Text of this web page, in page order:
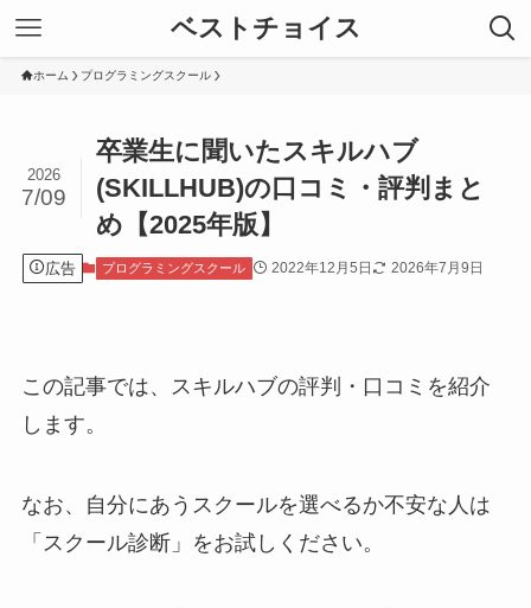
ベストチョイス
ホーム プログラミングスクール
卒業生に聞いたスキルハブ
(SKILLHUB)の口コミ・評判まと
め【2025年版】
2026
7/09
広告 プログラミングスクール 2022年12月5日 2026年7月9日
この記事では、スキルハブの評判・口コミを紹介
します。
なお、自分にあうスクールを選べるか不安な人は
「スクール診断」をお試しください。